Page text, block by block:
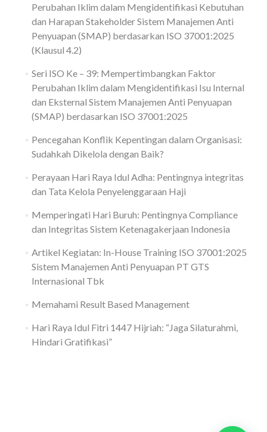
Perubahan Iklim dalam Mengidentifikasi Kebutuhan
dan Harapan Stakeholder Sistem Manajemen Anti
Penyuapan (SMAP) berdasarkan ISO 37001:2025
(Klausul 4.2)
Seri ISO Ke – 39: Mempertimbangkan Faktor
Perubahan Iklim dalam Mengidentifikasi Isu Internal
dan Eksternal Sistem Manajemen Anti Penyuapan
(SMAP) berdasarkan ISO 37001:2025
Pencegahan Konflik Kepentingan dalam Organisasi:
Sudahkah Dikelola dengan Baik?
Perayaan Hari Raya Idul Adha: Pentingnya integritas
dan Tata Kelola Penyelenggaraan Haji
Memperingati Hari Buruh: Pentingnya Compliance
dan Integritas Sistem Ketenagakerjaan Indonesia
Artikel Kegiatan: In-House Training ISO 37001:2025
Sistem Manajemen Anti Penyuapan PT GTS
Internasional Tbk
Memahami Result Based Management
Hari Raya Idul Fitri 1447 Hijriah: “Jaga Silaturahmi,
Hindari Gratifikasi”